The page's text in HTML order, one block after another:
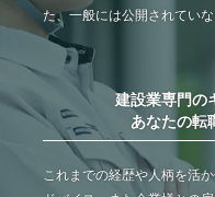
た、一般には公開されてい
建設業専門の
あなたの転
これまでの経歴や人柄を活